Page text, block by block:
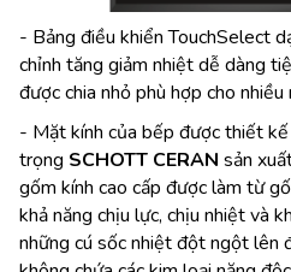
- Bảng điều khiển TouchSelect
chỉnh tăng giảm nhiệt dễ dàng
được chia nhỏ phù hợp cho nhiều
- Mặt kính của bếp được thiết
trọng SCHOTT CERAN sản
gốm kính cao cấp được làm từ
khả năng chịu lực, chịu nhiệt và
những cú sốc nhiệt đột ngột lên